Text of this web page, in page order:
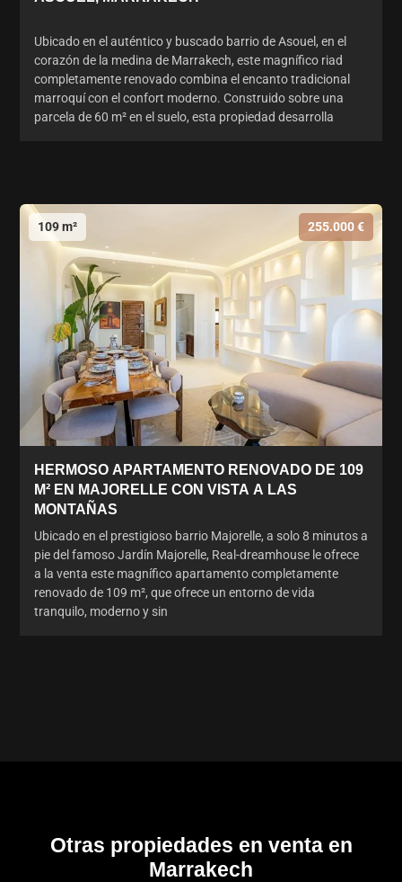
Ubicado en el auténtico y buscado barrio de Asouel, en el
corazón de la medina de Marrakech, este magnífico riad
completamente renovado combina el encanto tradicional
marroquí con el confort moderno. Construido sobre una
parcela de 60 m² en el suelo, esta propiedad desarrolla
109 m² 255.000 €
HERMOSO APARTAMENTO RENOVADO DE 109
M² EN MAJORELLE CON VISTA A LAS
MONTAÑAS
Ubicado en el prestigioso barrio Majorelle, a solo 8 minutos a
pie del famoso Jardín Majorelle, Real-dreamhouse le ofrece
a la venta este magnífico apartamento completamente
renovado de 109 m², que ofrece un entorno de vida
tranquilo, moderno y sin
Otras propiedades en venta en
Marrakech